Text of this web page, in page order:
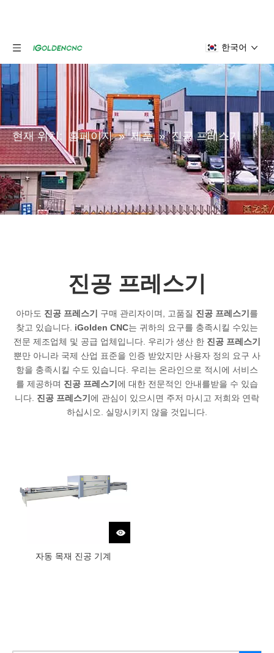
한국어
현재 위치: 홈페이지 » 제품 » 진공 프레스기
진공 프레스기
아마도 진공 프레스기 구매 관리자이며, 고품질 진공 프레스기 를
찾고 있습니다. iGolden CNC는 귀하의 요구를 충족시킬 수있는
전문 제조업체 및 공급 업체입니다. 우리가 생산 한 진공 프레스기
뿐만 아니라 국제 산업 표준을 인증 받았지만 사용자 정의 요구 사
항을 충족시킬 수도 있습니다. 우리는 온라인으로 적시에 서비스
를 제공하며 진공 프레스기 에 대한 전문적인 안내를받을 수 있습
니다. 진공 프레스기 에 관심이 있으시면 주저 마시고 저희와 연락
하십시오. 실망시키지 않을 것입니다.
자동 목재 진공 기계